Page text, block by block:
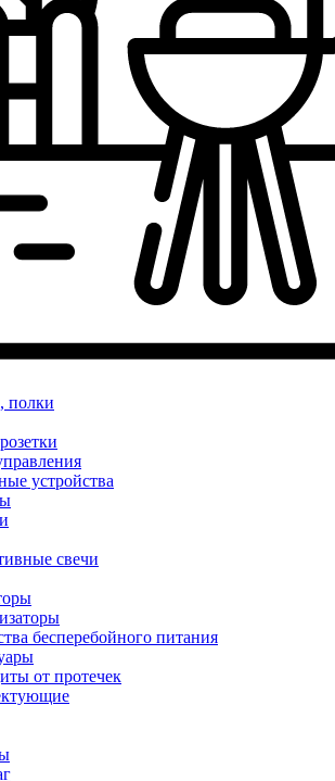
полки
устройства
свечи
бесперебойного питания
от протечек